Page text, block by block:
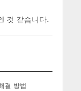
것 같습니다.
결 방법